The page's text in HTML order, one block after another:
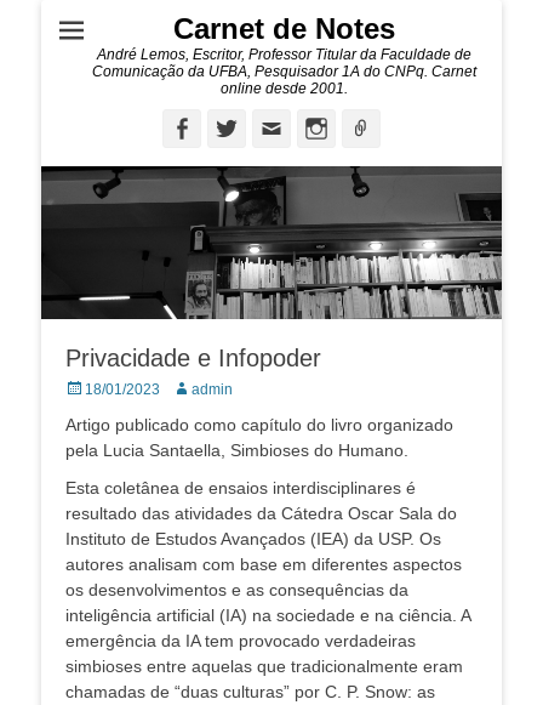
Carnet de Notes
André Lemos, Escritor, Professor Titular da Faculdade de
Comunicação da UFBA, Pesquisador 1A do CNPq. Carnet
online desde 2001.
FacebookTwitterEmail Instagram
Privacidade e Infopoder
Posted
18/01/2023 Autor:admin
Artigo publicado como capítulo do livro organizado
pela Lucia Santaella, Simbioses do Humano.
Esta coletânea de ensaios interdisciplinares é
resultado das atividades da Cátedra Oscar Sala do
Instituto de Estudos Avançados (IEA) da USP. Os
autores analisam com base em diferentes aspectos
os desenvolvimentos e as consequências da
inteligência artificial (IA) na sociedade e na ciência. A
emergência da IA tem provocado verdadeiras
simbioses entre aquelas que tradicionalmente eram
chamadas de “duas culturas” por C. P. Snow: as